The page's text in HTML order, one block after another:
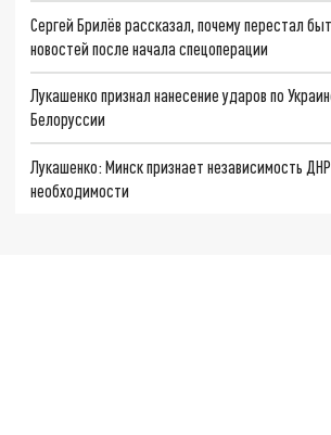
Сергей Брилёв рассказал, почему перестал
новостей после начала спецоперации
Лукашенко признал нанесение ударов по
Белоруссии
Лукашенко: Минск признает независимость
необходимости